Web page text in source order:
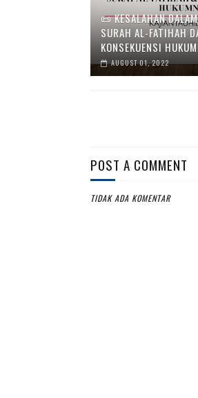
📜 KESALAHAN
SURAH AL-FATIHAH
KONSEKUENSI
AUGUST 01, 2022
POST A COMMENT
TIDAK ADA KOMENTAR